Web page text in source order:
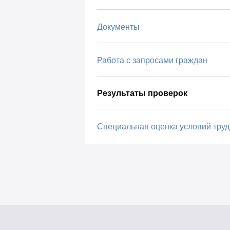
Документы
Работа с запросами граждан
Результаты проверок
Специальная оценка условий